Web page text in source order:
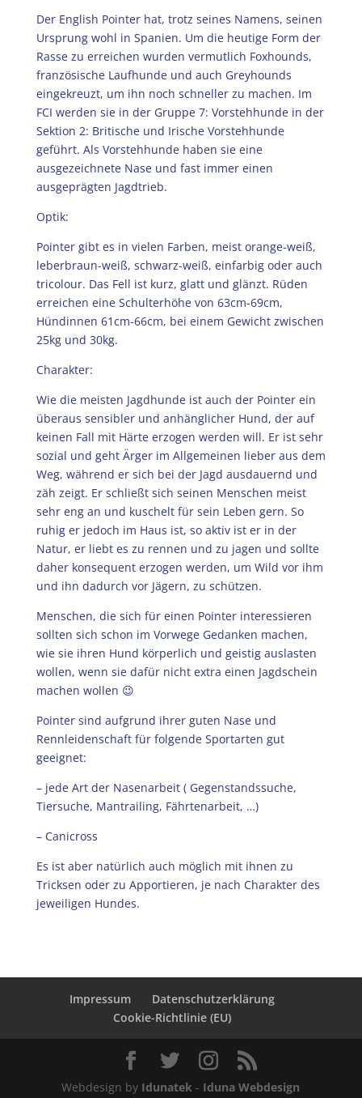
Der English Pointer hat, trotz seines Namens, seinen
Ursprung wohl in Spanien. Um die heutige Form der
Rasse zu erreichen wurden vermutlich Foxhounds,
französische Laufhunde und auch Greyhounds
eingekreuzt, um ihn noch schneller zu machen. Im
FCI werden sie in der Gruppe 7: Vorstehhunde in der
Sektion 2: Britische und Irische Vorstehhunde
geführt. Als Vorstehhunde haben sie eine
ausgezeichnete Nase und fast immer einen
ausgeprägten Jagdtrieb.
Optik:
Pointer gibt es in vielen Farben, meist orange-weiß,
leberbraun-weiß, schwarz-weiß, einfarbig oder auch
tricolour. Das Fell ist kurz, glatt und glänzt. Rüden
erreichen eine Schulterhöhe von 63cm-69cm,
Hündinnen 61cm-66cm, bei einem Gewicht zwischen
25kg und 30kg.
Charakter:
Wie die meisten Jagdhunde ist auch der Pointer ein
überaus sensibler und anhänglicher Hund, der auf
keinen Fall mit Härte erzogen werden will. Er ist sehr
sozial und geht Ärger im Allgemeinen lieber aus dem
Weg, während er sich bei der Jagd ausdauernd und
zäh zeigt. Er schließt sich seinen Menschen meist
sehr eng an und kuschelt für sein Leben gern. So
ruhig er jedoch im Haus ist, so aktiv ist er in der
Natur, er liebt es zu rennen und zu jagen und sollte
daher konsequent erzogen werden, um Wild vor ihm
und ihn dadurch vor Jägern, zu schützen.
Menschen, die sich für einen Pointer interessieren
sollten sich schon im Vorwege Gedanken machen,
wie sie ihren Hund körperlich und geistig auslasten
wollen, wenn sie dafür nicht extra einen Jagdschein
machen wollen 😉
Pointer sind aufgrund ihrer guten Nase und
Rennleidenschaft für folgende Sportarten gut
geeignet:
– jede Art der Nasenarbeit ( Gegenstandssuche,
Tiersuche, Mantrailing, Fährtenarbeit, …)
– Canicross
Es ist aber natürlich auch möglich mit ihnen zu
Tricksen oder zu Apportieren, je nach Charakter des
jeweiligen Hundes.
Impressum
Datenschutzerklärung
Cookie-Richtlinie (EU)
Webdesign by Idunatek - Iduna Webdesign